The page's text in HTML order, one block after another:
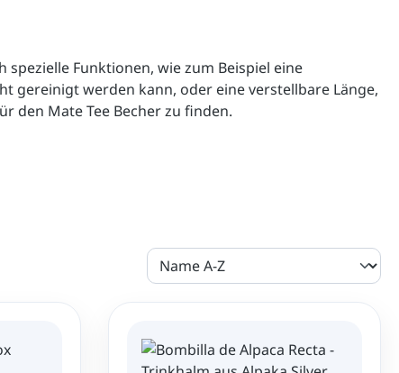
spezielle Funktionen, wie zum Beispiel eine
gereinigt werden kann, oder eine verstellbare Länge,
den Mate Tee Becher zu finden.